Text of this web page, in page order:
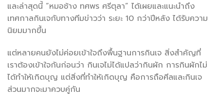
และล่าสุดนี้ “หมอช้าง ทศพร ศรีตุลา” ได้เผยและแนะนำถึง
เทศกาลกินเจกับทางทีมข่าวว่า ระยะ 10 กว่าปีหลัง ได้รับความ
นิยมมากขึ้น
แต่หลายคนยังไม่ค่อยเข้าใจถึงพื้นฐานการกินเจ สิ่งสำคัญที่
เราต้องเข้าใจกันก่อนว่า กินเจไม่ได้แปลว่ากินผัก การกินผักไม่
ได้ทำให้เกิดบุญ แต่สิ่งที่ทำให้เกิดบุญ คือการถือศีลและกินเจ
ส่วนมากจะมาควบคู่กัน